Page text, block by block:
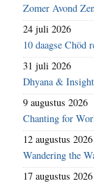
Zomer Avond
24 juli 2026
10 daagse Chöd
31 juli 2026
Dhyana &
9 augustus 2026
Chanting for
12 augustus 2026
Wandering the
17 augustus 2026